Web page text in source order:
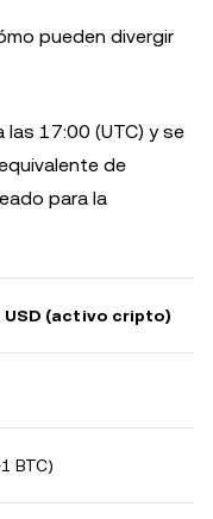
pueden divergir
las 17:00 (UTC) y se
de
para la
USD (activo cripto)
BTC)